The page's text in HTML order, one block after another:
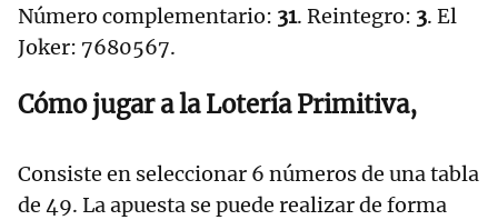
Número complementario: 31. Reintegro: 3. El
Joker: 7680567.
Cómo jugar a la Lotería Primitiva,
Consiste en seleccionar 6 números de una tabla
de 49. La apuesta se puede realizar de forma